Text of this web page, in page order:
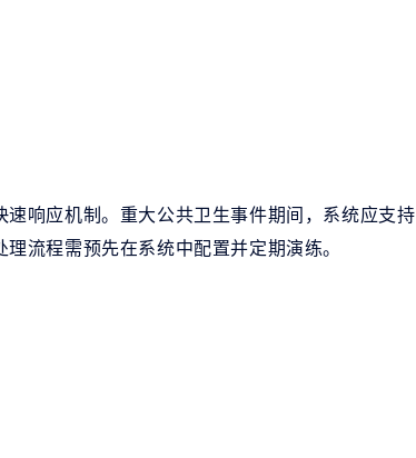
响应机制。重大公共卫生事件期间，系统应支持
流程需预先在系统中配置并定期演练。